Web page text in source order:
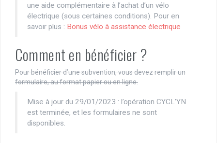
une aide complémentaire à l’achat d’un vélo
électrique (sous certaines conditions). Pour en
savoir plus : Bonus vélo à assistance électrique
Comment en bénéficier ?
Pour bénéficier d’une subvention, vous devez remplir un
formulaire, au format papier ou en ligne.
Mise à jour du 29/01/2023 : l’opération CYCL’YN
est terminée, et les formulaires ne sont
disponibles.